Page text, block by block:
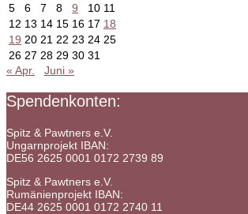
5
6 7 8 9 10 11
12 13 14 15 16 17 18
19 20 21 22 23 24 25
26 27 28 29 30 31
« Apr.
Juni »
Spendenkonten:
Spitz & Pawtners e.V.
Ungarnprojekt IBAN:
DE56 2625 0001 0172 2739 89
Spitz & Pawtners e.V.
Rumänienprojekt IBAN:
DE44 2625 0001 0172 2740 11